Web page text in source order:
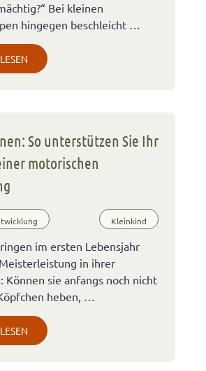
Bei kleinen
hingegen beschleicht …
So unterstützen Sie Ihr
motorischen
Kleinkind
im ersten Lebensjahr
in ihrer
Können sie anfangs noch nicht
heben, …